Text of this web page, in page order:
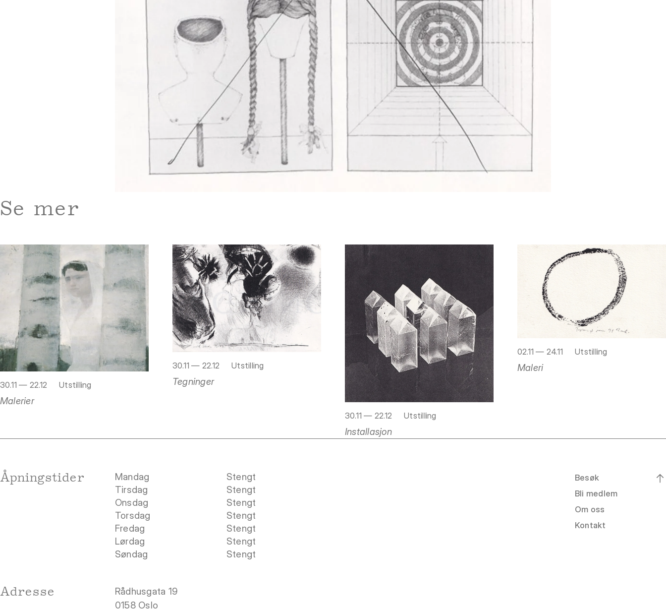
Se mer
30.11 — 22.12 Utstilling
Malerier
30.11 — 22.12 Utstilling
Tegninger
30.11 — 22.12 Utstilling
Installasjon
02.11 — 24.11 Utstilling
Maleri
Åpningstider Mandag
Stengt
Tirsdag
Stengt
Onsdag
Stengt
Torsdag
Stengt
Fredag
Stengt
Lørdag
Stengt
Søndag
Stengt
Adresse
Rådhusgata 19
0158 Oslo
Besøk
Bli medlem
Om oss
Kontakt